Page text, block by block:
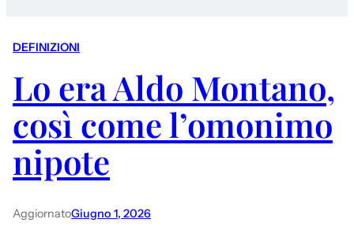
DEFINIZIONI
Lo era Aldo Montano,
così come l’omonimo
nipote
AggiornatoGiugno 1, 2026